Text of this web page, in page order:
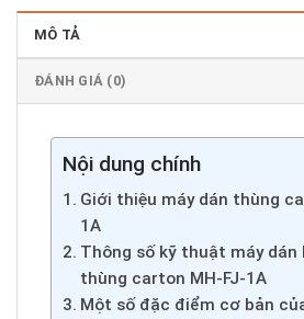
MÔ TẢ
ĐÁNH GIÁ (0)
Nội dung chính
Giới thiệu máy dán thùng
1A
Thông số kỹ thuật máy dán
thùng carton MH-FJ-1A
Một số đặc điểm cơ bản